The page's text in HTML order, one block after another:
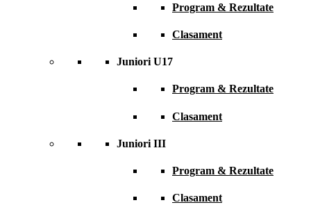
Program & Rezultate
Clasament
Juniori U17
Program & Rezultate
Clasament
Juniori III
Program & Rezultate
Clasament